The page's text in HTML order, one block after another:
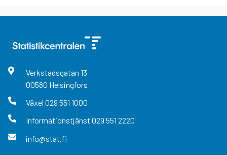
Verkstadsgatan 13
00580 Helsingfors
Växel 029 551 1000
Informationstjänst 029 551 2220
info@stat.fi